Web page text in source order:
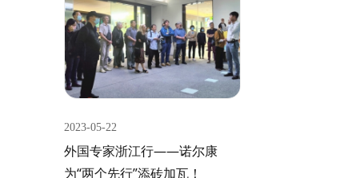
2023-05-22
外国专家浙江行——诺尔康
为“两个先行”添砖加瓦！